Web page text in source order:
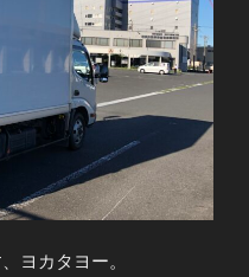
ヨカタヨー。